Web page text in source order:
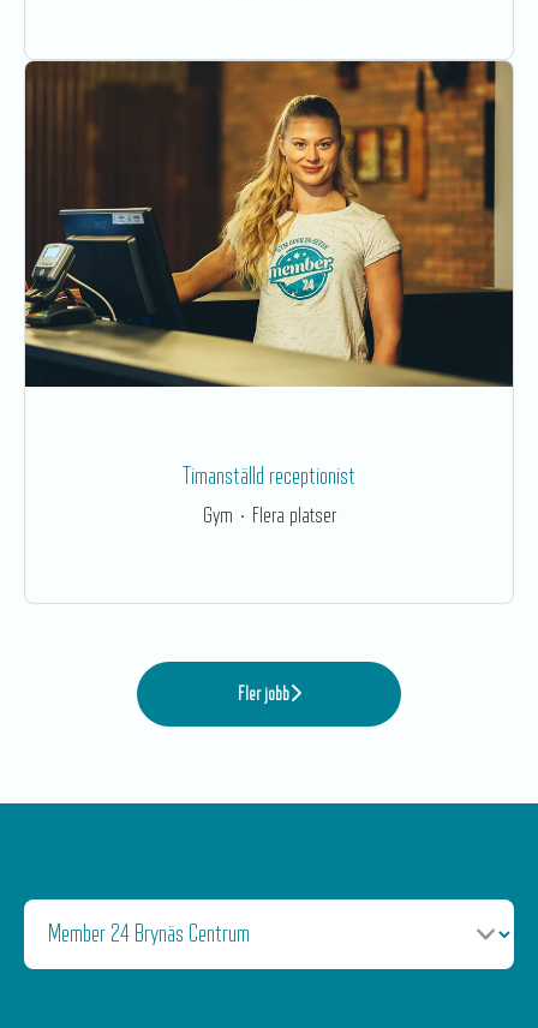
Timanställd receptionist
Gym · Flera platser
Fler jobb